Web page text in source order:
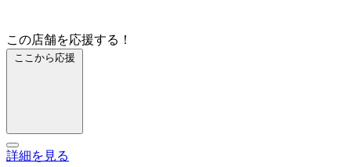
この店舗を応援する！
ここから応援
詳細を見る